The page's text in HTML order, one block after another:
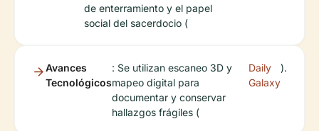
de enterramiento y el papel
social del sacerdocio (
Avances
Tecnológicos
: Se utilizan escaneo 3D y
mapeo digital para
documentar y conservar
hallazgos frágiles (
Daily
Galaxy
).